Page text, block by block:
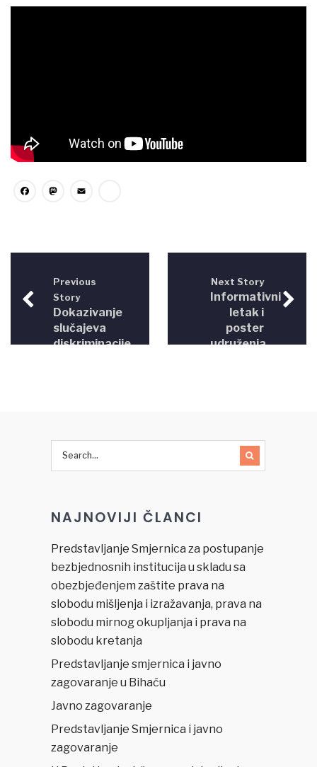
Facebook
Mastodon
Previous
Story
Dokazivanje
slučajeva
diskriminacije
Next Story
Informativni
letak i
poster
udruženja
NAJNOVIJI ČLANCI
Predstavljanje Smjernica za postupanje
bezbjednosnih institucija u skladu sa
obezbjeđenjem zaštite prava na
slobodu mišljenja i izražavanja, prava na
slobodu mirnog okupljanja i prava na
slobodu kretanja
Predstavljanje smjernica i javno
zagovaranje u Bihaću
Javno zagovaranje
Predstavljanje Smjernica i javno
zagovaranje